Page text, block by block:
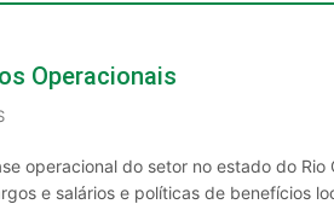
Operacionais
operacional do setor no estado do
e salários e políticas de benefícios